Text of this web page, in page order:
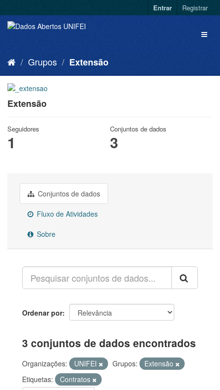
Entrar Registrar
Grupos Extensão
Extensão
Seguidores
1
Conjuntos de dados
3
Conjuntos de dados
Fluxo de Atividades
Sobre
Ordenar por
3 conjuntos de dados encontrados
Organizações: UNIFEI Grupos:
Extensão
Etiquetas:
Contratos